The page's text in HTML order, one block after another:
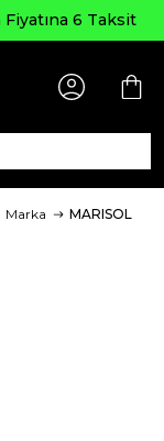
Fiyatına 6 Taksit
Marka MARISOL